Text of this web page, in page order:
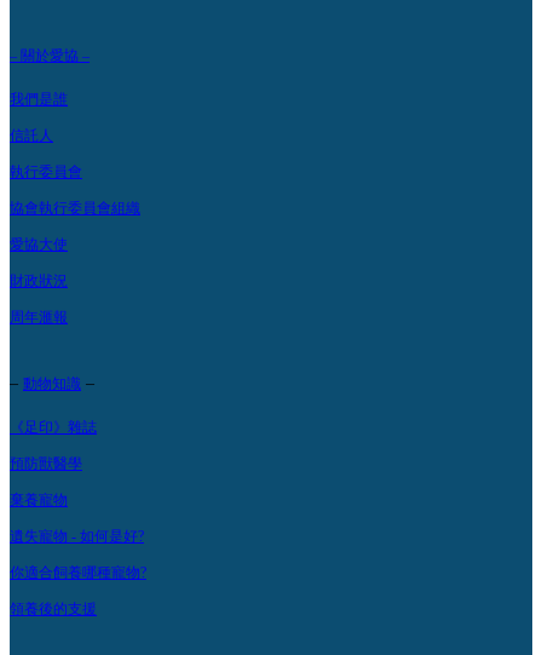
– 關於愛協 –
我們是誰
信託人
執行委員會
協會執行委員會組織
愛協大使
財政狀況
周年滙報
– 動物知識 –
《足印》雜誌
預防獸醫學
棄養寵物
遺失寵物 - 如何是好?
你適合飼養哪種寵物?
領養後的支援